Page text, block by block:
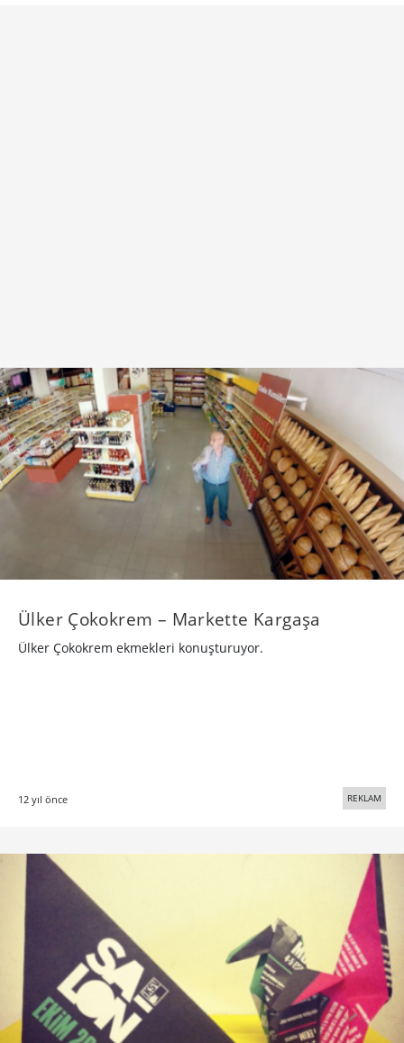
Ülker Çokokrem – Markette Kargaşa
Ülker Çokokrem ekmekleri konuşturuyor.
12 yıl önce REKLAM